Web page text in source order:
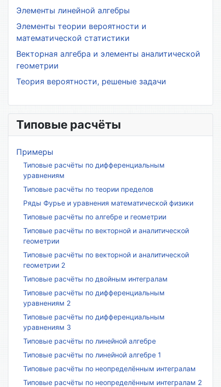
Элементы линейной алгебры
Элементы теории вероятности и
математической статистики
Векторная алгебра и элементы аналитической
геометрии
Теория вероятности, решеные задачи
Типовые расчёты
Примеры
Типовые расчёты по дифференциальным
уравнениям
Типовые расчёты по теории пределов
Ряды Фурье и уравнения математической физики
Типовые расчёты по алгебре и геометрии
Типовые расчёты по векторной и аналитической
геометрии
Типовые расчёты по векторной и аналитической
геометрии 2
Типовые расчёты по двойным интегралам
Типовые расчёты по дифференциальным
уравнениям 2
Типовые расчёты по дифференциальным
уравнениям 3
Типовые расчёты по линейной алгебре
Типовые расчёты по линейной алгебре 1
Типовые расчёты по неопределённым интегралам
Типовые расчёты по неопределённым интегралам 2